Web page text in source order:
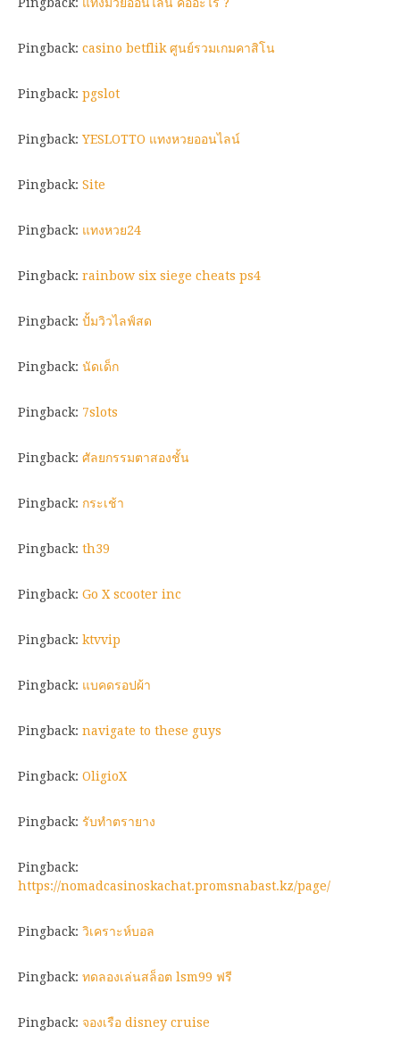
Pingback: casino betflik ศูนย์รวมเกมคาสิโน
Pingback: pgslot
Pingback: YESLOTTO แทงหวยออนไลน์
Pingback: Site
Pingback: แทงหวย24
Pingback: rainbow six siege cheats ps4
Pingback: ปั้มวิวไลฟ์สด
Pingback: นัดเด็ก
Pingback: 7slots
Pingback: ศัลยกรรมตาสองชั้น
Pingback: กระเช้า
Pingback: th39
Pingback: Go X scooter inc
Pingback: ktvvip
Pingback: แบคดรอปผ้า
Pingback: navigate to these guys
Pingback: OligioX
Pingback: รับทำตรายาง
Pingback:
https://nomadcasinoskachat.promsnabast.kz/page/
Pingback: วิเคราะห์บอล
Pingback: ทดลองเล่นสล็อต lsm99 ฟรี
Pingback: จองเรือ disney cruise